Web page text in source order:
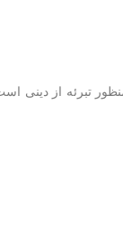
تبرئه از دینی